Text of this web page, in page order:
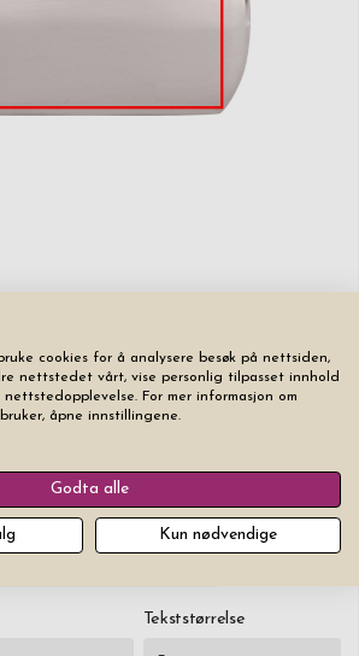
blir sølv.
røde rammen (rammen graveres ikke).
Tekststørrelse
cookies for å analysere besøk på nettsiden,
nettstedet vårt, vise personlig tilpasset innhold
For mer informasjon om
åpne innstillingene.
Godta alle
Kun nødvendige